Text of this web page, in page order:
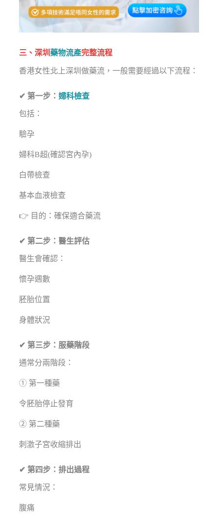
三、深圳 藥物流產完整流程
香港女性北上深圳做藥流，一般需要經過以下流程：
✔ 第一步：婦科檢查
包括：
驗孕
婦科B超(確認宮內孕)
白帶檢查
基本血液檢查
👉 目的：確保適合藥流
✔ 第二步：醫生評估
醫生會確認：
懷孕週數
胚胎位置
身體狀況
✔ 第三步：服藥階段
通常分兩階段：
① 第一種藥
令胚胎停止發育
② 第二種藥
刺激子宮收縮排出
✔ 第四步：排出過程
常見情況：
腹痛